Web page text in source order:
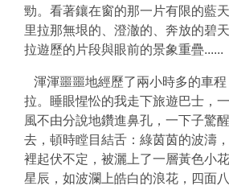
勁。看著鑲在窗的那一片有限的藍
里拉那無垠的、澄澈的、奔放的碧
拉遊歷的片段與眼前的景象重疊......
渾渾噩噩地經歷了兩小時多的車
拉。睡眼惺忪的我走下旅遊巴士，
風不由分說地鑽進鼻孔，一下子驚
去，頓時瞠目結舌：綠茵茵的波濤
裡起伏不定，被灑上了一層黃色小
星辰，如波瀾上皓白的浪花，四面